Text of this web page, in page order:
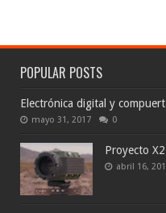
POPULAR POSTS
Electrónica digital y
mayo 31, 2017 0
Proyecto
abril 16,